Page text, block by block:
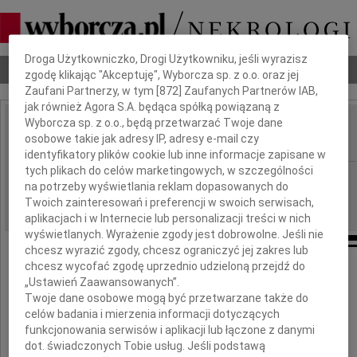
Nekrologi Odeszli Poradnik pogrzebowy
IMIĘ I NAZWISKO: Jan Myślak
REGION: Warszawa
DATA EMISJI: 14.09.2022
Z głębokim żalem zawiadamiamy,
że w dniu 11 września 2022 roku zmarł
Dbamy o Twoją prywatność
Droga Użytkowniczko, Drogi Użytkowniku, jeśli wyrazisz
zgodę klikając "Akceptuję", Wyborcza sp. z o.o. oraz jej
Zaufani Partnerzy, w tym [872 ] Zaufanych Partnerów IAB,
jak również Agora S.A. będąca spółką powiązaną z
Wyborcza sp. z o.o., będą przetwarzać Twoje dane
osobowe takie jak adresy IP, adresy e-mail czy
identyfikatory plików cookie lub inne informacje zapisane w
tych plikach do celów marketingowych, w szczególności
na potrzeby wyświetlania reklam dopasowanych do
Twoich zainteresowań i preferencji w swoich serwisach,
aplikacjach i w Internecie lub personalizacji treści w nich
wyświetlanych. Wyrażenie zgody jest dobrowolne. Jeśli nie
chcesz wyrazić zgody, chcesz ograniczyć jej zakres lub
chcesz wycofać zgodę uprzednio udzieloną przejdź do
„Ustawień Zaawansowanych”.
Twoje dane osobowe mogą być przetwarzane także do
celów badania i mierzenia informacji dotyczących
funkcjonowania serwisów i aplikacji lub łączone z danymi
dot. świadczonych Tobie usług. Jeśli podstawą